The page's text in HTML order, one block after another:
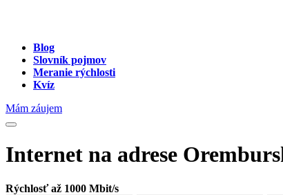
Blog
Slovník pojmov
Meranie rýchlosti
Kvíz
Mám záujem
Internet na adrese
Rýchlosť až 1000 Mbit/s